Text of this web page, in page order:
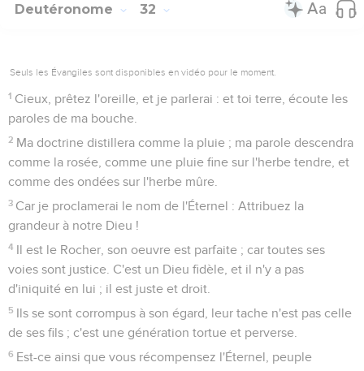
Deutéronome 32
Seuls les Évangiles sont disponibles en vidéo pour le moment.
1 Cieux, prêtez l'oreille, et je parlerai : et toi terre, écoute les
paroles de ma bouche.
2 Ma doctrine distillera comme la pluie ; ma parole descendra
comme la rosée, comme une pluie fine sur l'herbe tendre, et
comme des ondées sur l'herbe mûre.
3 Car je proclamerai le nom de l'Éternel : Attribuez la
grandeur à notre Dieu !
4 Il est le Rocher, son oeuvre est parfaite ; car toutes ses
voies sont justice. C'est un Dieu fidèle, et il n'y a pas
d'iniquité en lui ; il est juste et droit.
5 Ils se sont corrompus à son égard, leur tache n'est pas celle
de ses fils ; c'est une génération tortue et perverse.
6 Est-ce ainsi que vous récompensez l'Éternel, peuple